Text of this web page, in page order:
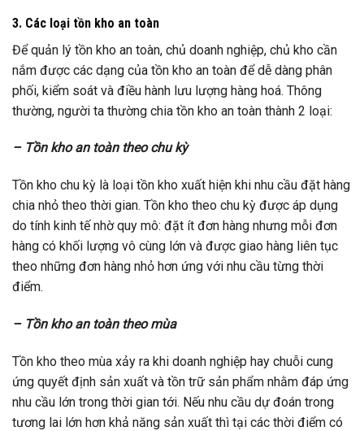
3. Các loại tồn kho an toàn
Để quản lý tồn kho an toàn, chủ doanh nghiệp, chủ kho cần
nắm được các dạng của tồn kho an toàn để dễ dàng phân
phối, kiểm soát và điều hành lưu lượng hàng hoá. Thông
thường, người ta thường chia tồn kho an toàn thành 2 loại:
– Tồn kho an toàn theo chu kỳ
Tồn kho chu kỳ là loại tồn kho xuất hiện khi nhu cầu đặt hàng
chia nhỏ theo thời gian. Tồn kho theo chu kỳ được áp dụng
do tính kinh tế nhờ quy mô: đặt ít đơn hàng nhưng mỗi đơn
hàng có khối lượng vô cùng lớn và được giao hàng liên tục
theo những đơn hàng nhỏ hơn ứng với nhu cầu từng thời
điểm.
– Tồn kho an toàn theo mùa
Tồn kho theo mùa xảy ra khi doanh nghiệp hay chuỗi cung
ứng quyết định sản xuất và tồn trữ sản phẩm nhằm đáp ứng
nhu cầu lớn trong thời gian tới. Nếu nhu cầu dự đoán trong
tương lai lớn hơn khả năng sản xuất thì tại các thời điểm có